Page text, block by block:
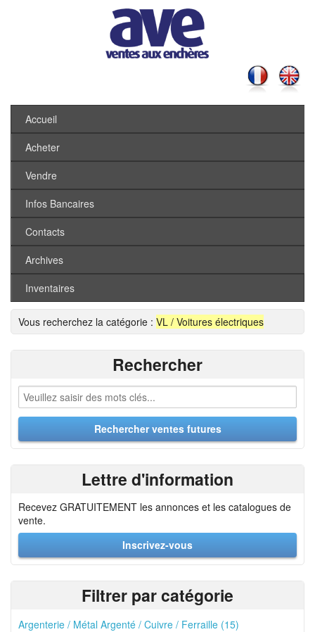
Accueil
Acheter
Vendre
Infos Bancaires
Contacts
Archives
Inventaires
Vous recherchez la catégorie : VL / Voitures électriques
Rechercher
Lettre d'information
Recevez GRATUITEMENT les annonces et les catalogues de
vente.
Inscrivez-vous
Filtrer par catégorie
Argenterie / Métal Argenté / Cuivre / Ferraille (15)